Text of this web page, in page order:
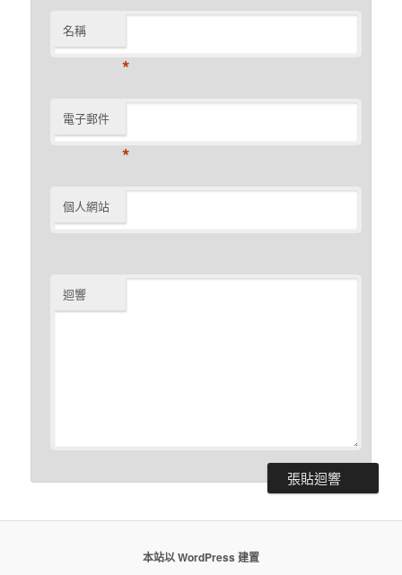
名稱
*
電子郵件
*
個人網站
迴響
本站以 WordPress 建置